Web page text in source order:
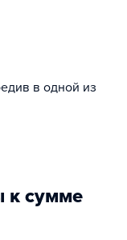
в одной из
к сумме